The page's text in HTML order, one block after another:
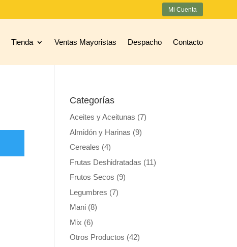
Mi Cuenta
Tienda Ventas Mayoristas Despacho Contacto
Categorías
Aceites y Aceitunas (7)
Almidón y Harinas (9)
Cereales (4)
Frutas Deshidratadas (11)
Frutos Secos (9)
Legumbres (7)
Mani (8)
Mix (6)
Otros Productos (42)